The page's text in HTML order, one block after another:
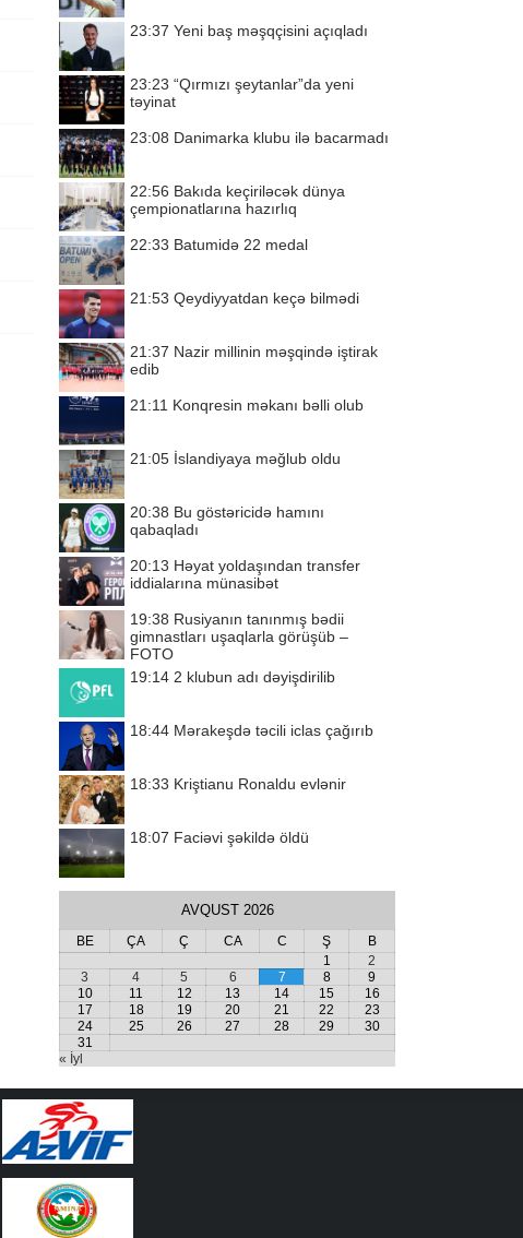
23:37 Yeni baş məşqçisini açıqladı
23:23 “Qırmızı şeytanlar”da yeni
təyinat
23:08 Danimarka klubu ilə bacarmadı
22:56 Bakıda keçiriləcək dünya
çempionatlarına hazırlıq
22:33 Batumidə 22 medal
21:53 Qeydiyyatdan keçə bilmədi
21:37 Nazir millinin məşqində iştirak
edib
21:11 Konqresin məkanı bəlli olub
21:05 İslandiyaya məğlub oldu
20:38 Bu göstəricidə hamını
qabaqladı
20:13 Həyat yoldaşından transfer
iddialarına münasibət
19:38 Rusiyanın tanınmış bədii
gimnastları uşaqlarla görüşüb –
FOTO
19:14 2 klubun adı dəyişdirilib
18:44 Mərakeşdə təcili iclas çağırıb
18:33 Kriştianu Ronaldu evlənir
18:07 Faciəvi şəkildə öldü
AVQUST 2026
BE ÇA Ç CA C Ş
B
1
2
3
4 5 6 7 8
9
10
11 12 13 14 15
16
17
18 19 20 21 22
23
24
25 26 27 28 29
30
31
« İyl